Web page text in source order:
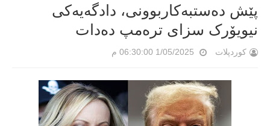
پێش دەستبەکاربوونی، دادگەیەکی
نیویۆرک سزای ترەمپ دەدات
کوردپلات 1/05/2025 06:30:00 م